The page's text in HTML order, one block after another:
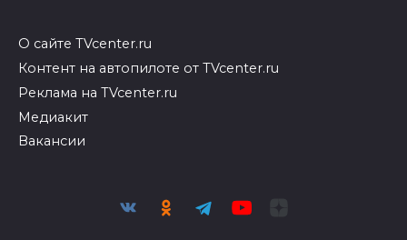
О сайте TVcenter.ru
Контент на автопилоте от TVcenter.ru
Реклама на TVcenter.ru
Медиакит
Вакансии